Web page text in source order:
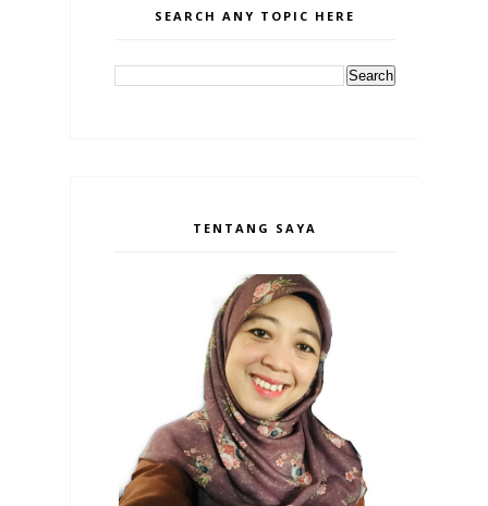
SEARCH ANY TOPIC HERE
TENTANG SAYA